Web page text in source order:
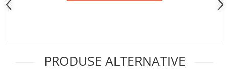
Baterii telefoane
Baterii si acumulatori
PRODUSE ALTERNATIVE